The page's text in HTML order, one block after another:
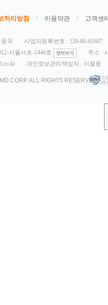
처리방침 이용약관 고객센
국
사업자등록번호 : 120-86-62487
서울서초-1440호
주소 :
개인정보관리책임자 : 이철웅
CORP. ALL RIGHTS RESERVED. [인
[유